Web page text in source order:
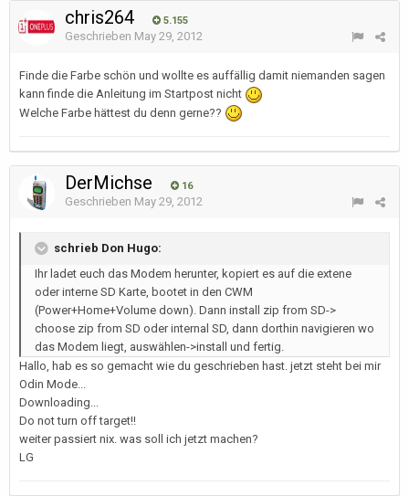
chris264 5.155
Geschrieben May 29, 2012
Finde die Farbe schön und wollte es auffällig damit niemanden sagen
kann finde die Anleitung im Startpost nicht
Welche Farbe hättest du denn gerne??
DerMichse 16
Geschrieben May 29, 2012
schrieb Don Hugo:
Ihr ladet euch das Modem herunter, kopiert es auf die extene
oder interne SD Karte, bootet in den CWM
(Power+Home+Volume down). Dann install zip from SD->
choose zip from SD oder internal SD, dann dorthin navigieren wo
das Modem liegt, auswählen->install und fertig.
Hallo, hab es so gemacht wie du geschrieben hast. jetzt steht bei mir
Odin Mode...
Downloading...
Do not turn off target!!
weiter passiert nix. was soll ich jetzt machen?
LG